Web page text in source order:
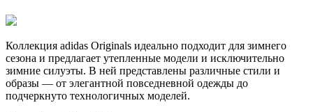
Коллекция adidas Originals идеально подходит для зимнего
сезона и предлагает утепленные модели и исключительно
зимние силуэты. В ней представлены различные стили и
образы — от элегантной повседневной одежды до
подчеркнуто технологичных моделей.